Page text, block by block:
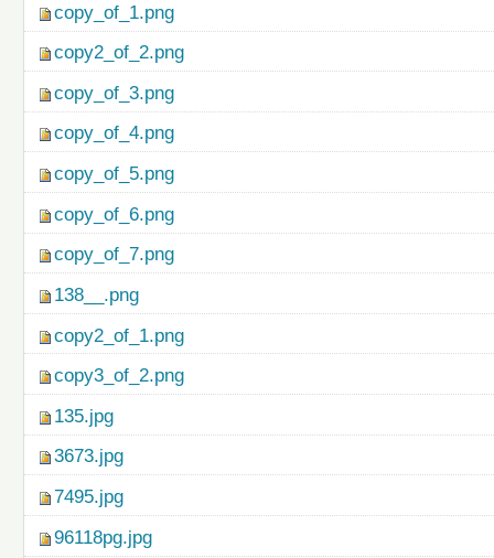
copy_of_1.png
copy2_of_2.png
copy_of_3.png
copy_of_4.png
copy_of_5.png
copy_of_6.png
copy_of_7.png
138__.png
copy2_of_1.png
copy3_of_2.png
135.jpg
3673.jpg
7495.jpg
96118pg.jpg